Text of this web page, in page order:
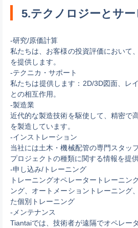
5.テクノロジーとサー
-研究/原価計算
私たちは、お客様の投資評価において
を提供します。
-テクニカ・サポート
私たちは提供します：2D/3D図面、レ
との相互作用。
-製造業
近代的な製造技術を駆使して、精密で
を製造しています。
-インストレーション
当社には土木・機械配管の専門スタッ
プロジェクトの種類に関する情報を提
-申し込み/トレーニング
トレーニングオペレータートレーニン
ング、オートメーショントレーニング
た個別トレーニング
-メンテナンス
Tiantaiでは、技術者が遠隔でオペレー